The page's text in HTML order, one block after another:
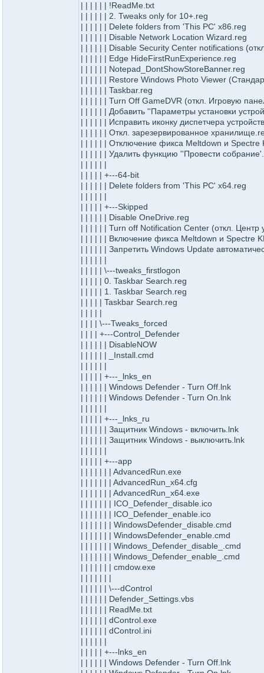
| | | | | | !ReadMe.txt
| | | | | | 2. Tweaks only for 10+.reg
| | | | | | Delete folders from 'This PC' x86.reg
| | | | | | Disable Network Location Wizard.reg
| | | | | | Disable Security Center notifications
| | | | | | Edge HideFirstRunExperience.reg
| | | | | | Notepad_DontShowStoreBanner.reg
| | | | | | Restore Windows Photo Viewer
| | | | | | Taskbar.reg
| | | | | | Turn Off GameDVR (откл. Игровую
| | | | | | Добавить ''Параметры установки
| | | | | | Исправить иконку диспетчера
| | | | | | Откл. зарезервированное
| | | | | | Отключение фикса Meltdown и Spectre
| | | | | | Удалить функцию ''Провести
| | | | | |
| | | | | +---64-bit
| | | | | | Delete folders from 'This PC' x64.reg
| | | | | |
| | | | | +---Skipped
| | | | | | Disable OneDrive.reg
| | | | | | Turn off Notification Center (откл. Центр
| | | | | | Включение фикса Meltdown и Spectre
| | | | | | Запретить Windows Update
| | | | | |
| | | | | \---tweaks_firstlogon
| | | | | 0. Taskbar Search.reg
| | | | | 1. Taskbar Search.reg
| | | | | Taskbar Search.reg
| | | | |
| | | | \---Tweaks_forced
| | | | +---Control_Defender
| | | | | | DisableNOW
| | | | | | _Install.cmd
| | | | | |
| | | | | +---_lnks_en
| | | | | | Windows Defender - Turn Off.lnk
| | | | | | Windows Defender - Turn On.lnk
| | | | | |
| | | | | +---_lnks_ru
| | | | | | Защитник Windows - включить.lnk
| | | | | | Защитник Windows - выключить.lnk
| | | | | |
| | | | | +---app
| | | | | | | AdvancedRun.exe
| | | | | | | AdvancedRun_x64.cfg
| | | | | | | AdvancedRun_x64.exe
| | | | | | | ICO_Defender_disable.ico
| | | | | | | ICO_Defender_enable.ico
| | | | | | | WindowsDefender_disable.cmd
| | | | | | | WindowsDefender_enable.cmd
| | | | | | | Windows_Defender_disable_.cmd
| | | | | | | Windows_Defender_enable_.cmd
| | | | | | | cmdow.exe
| | | | | | |
| | | | | | \---dControl
| | | | | | Defender_Settings.vbs
| | | | | | ReadMe.txt
| | | | | | dControl.exe
| | | | | | dControl.ini
| | | | | |
| | | | | +---lnks_en
| | | | | | Windows Defender - Turn Off.lnk